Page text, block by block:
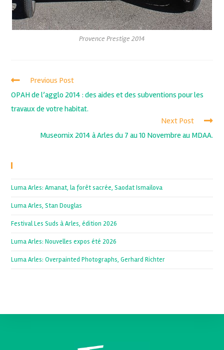
Provence Prestige 2014
Previous Post
OPAH de l’agglo 2014 : des aides et des subventions pour les
travaux de votre habitat.
Next Post
Museomix 2014 à Arles du 7 au 10 Novembre au MDAA.
Luma Arles: Amanat, la forêt sacrée, Saodat Ismailova
Luma Arles, Stan Douglas
Festival Les Suds à Arles, édition 2026
Luma Arles: Nouvelles expos été 2026
Luma Arles: Overpainted Photographs, Gerhard Richter